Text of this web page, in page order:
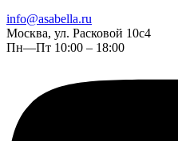
info@asabella.ru
Москва, ул. Расковой 10с4
Пн—Пт 10:00 – 18:00